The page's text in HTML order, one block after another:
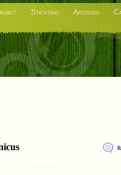
Stichting Archives